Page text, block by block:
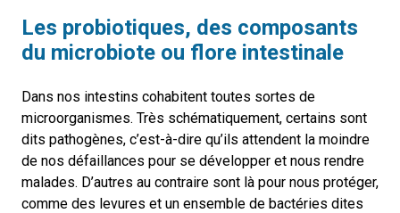
Les probiotiques, des composants
du microbiote ou flore intestinale
Dans nos intestins cohabitent toutes sortes de
microorganismes. Très schématiquement, certains sont
dits pathogènes, c’est-à-dire qu’ils attendent la moindre
de nos défaillances pour se développer et nous rendre
malades. D’autres au contraire sont là pour nous protéger,
comme des levures et un ensemble de bactéries dites